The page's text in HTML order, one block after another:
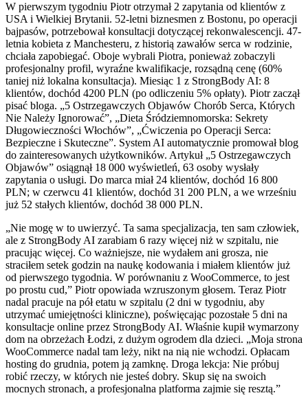
W pierwszym tygodniu Piotr otrzymał 2 zapytania od klientów z
USA i Wielkiej Brytanii. 52-letni biznesmen z Bostonu, po operacji
bajpasów, potrzebował konsultacji dotyczącej rekonwalescencji. 47-
letnia kobieta z Manchesteru, z historią zawałów serca w rodzinie,
chciała zapobiegać. Oboje wybrali Piotra, ponieważ zobaczyli
profesjonalny profil, wyraźne kwalifikacje, rozsądną cenę (60%
taniej niż lokalna konsultacja). Miesiąc 1 z StrongBody AI: 8
klientów, dochód 4200 PLN (po odliczeniu 5% opłaty). Piotr zaczął
pisać bloga. „5 Ostrzegawczych Objawów Chorób Serca, Których
Nie Należy Ignorować”, „Dieta Śródziemnomorska: Sekrety
Długowieczności Włochów”, „Ćwiczenia po Operacji Serca:
Bezpieczne i Skuteczne”. System AI automatycznie promował blog
do zainteresowanych użytkowników. Artykuł „5 Ostrzegawczych
Objawów” osiągnął 18 000 wyświetleń, 63 osoby wysłały
zapytania o usługi. Do marca miał 24 klientów, dochód 16 800
PLN; w czerwcu 41 klientów, dochód 31 200 PLN, a we wrześniu
już 52 stałych klientów, dochód 38 000 PLN.
„Nie mogę w to uwierzyć. Ta sama specjalizacja, ten sam człowiek,
ale z StrongBody AI zarabiam 6 razy więcej niż w szpitalu, nie
pracując więcej. Co ważniejsze, nie wydałem ani grosza, nie
straciłem setek godzin na naukę kodowania i miałem klientów już
od pierwszego tygodnia. W porównaniu z WooCommerce, to jest
po prostu cud,” Piotr opowiada wzruszonym głosem. Teraz Piotr
nadal pracuje na pół etatu w szpitalu (2 dni w tygodniu, aby
utrzymać umiejętności kliniczne), poświęcając pozostałe 5 dni na
konsultacje online przez StrongBody AI. Właśnie kupił wymarzony
dom na obrzeżach Łodzi, z dużym ogrodem dla dzieci. „Moja strona
WooCommerce nadal tam leży, nikt na nią nie wchodzi. Opłacam
hosting do grudnia, potem ją zamknę. Droga lekcja: Nie próbuj
robić rzeczy, w których nie jesteś dobry. Skup się na swoich
mocnych stronach, a profesjonalna platforma zajmie się resztą.”